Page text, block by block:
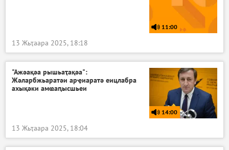
11:00
13 Жьҭаара 2025, 18:18
"Ажәақәа рышьаҭақәа":
Жәларбжьаратәи арҿиаратә еицлабра
ахықәки амҩаԥысшьеи
14:00
13 Жьҭаара 2025, 18:04